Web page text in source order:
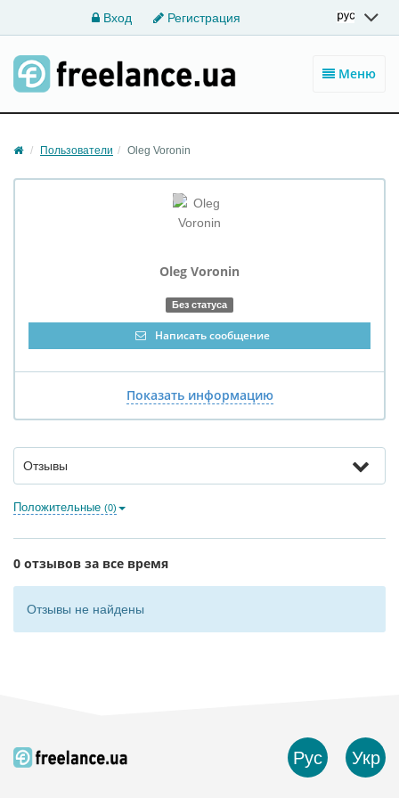
Вход Регистрация
Меню
Пользователи Oleg Voronin
Oleg Voronin
Без статуса
Написать сообщение
Показать информацию
Отзывы
Положительные (0)
0 отзывов за все время
Отзывы не найдены
Рус Укр